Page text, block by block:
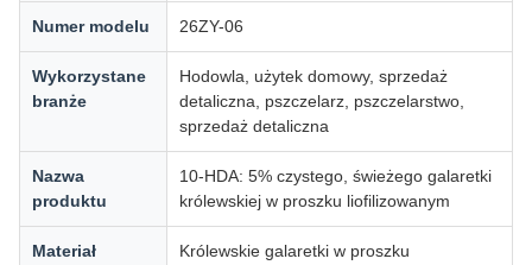
Numer modelu 26ZY-06
Wykorzystane
branże
Hodowla, użytek domowy, sprzedaż
detaliczna, pszczelarz, pszczelarstwo,
sprzedaż detaliczna
Nazwa
produktu
10-HDA: 5% czystego, świeżego galaretki
królewskiej w proszku liofilizowanym
Materiał
Królewskie galaretki w proszku